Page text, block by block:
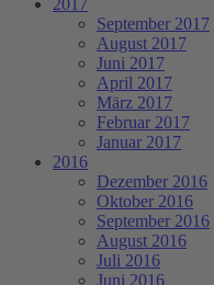
September 2017
August 2017
Juni 2017
April 2017
März 2017
Februar 2017
Januar 2017
2016
Dezember 2016
Oktober 2016
September 2016
August 2016
Juli 2016
Juni 2016